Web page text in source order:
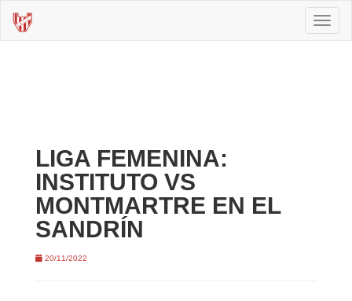
LIGA FEMENINA:
INSTITUTO VS
MONTMARTRE EN EL
SANDRÍN
20/11/2022